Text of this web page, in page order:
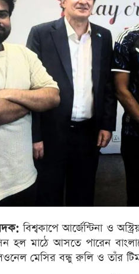
বিশ্বকাপে আর্জেন্টিনা ও
হল মাঠে আসতে পারেন
মেসির বন্ধু রুলি ও তাঁর